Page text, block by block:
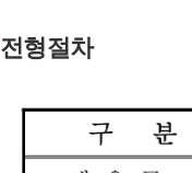
전형절차